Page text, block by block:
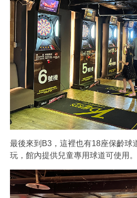
最後來到B3，這裡也有18座保齡球
玩，館內提供兒童專用球道可使用。